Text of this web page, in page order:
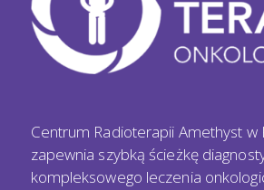
Centrum Radioterapii Amethyst w
zapewnia szybką ścieżkę
kompleksowego leczenia